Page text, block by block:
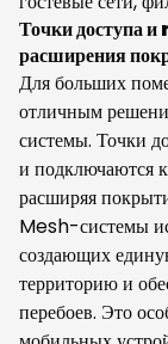
Точки доступа
расширения
Для больших
отличным
системы. Точки
и подключаются
расширяя
Mesh-системы
создающих
территорию и
перебоев. Это